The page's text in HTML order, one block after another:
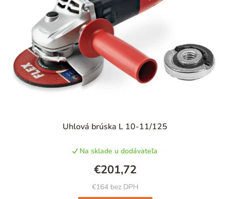
Uhlová brúska L 10-11/125
Na sklade u dodávateľa
€164 bez DPH
€201,72